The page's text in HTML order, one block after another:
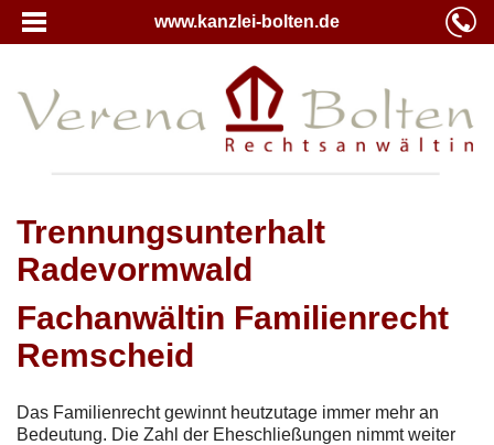
www.kanzlei-bolten.de
Trennungsunterhalt
Radevormwald
Fachanwältin Familienrecht
Remscheid
Das Familienrecht gewinnt heutzutage immer mehr an
Bedeutung. Die Zahl der Eheschließungen nimmt weiter